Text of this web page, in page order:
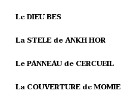
Le DIEU BES
La STELE de ANKH HOR
Le PANNEAU de CERCUEIL
La COUVERTURE de MOMIE